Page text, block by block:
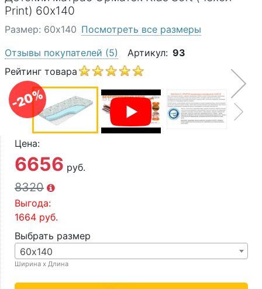
Open submenu (Детские матрасы)
Детские матрасы
Open submenu (Детские кровати)
Детские кровати
Open submenu (Шкафы)
Шкафы
О компании
Контакты
Доставка по городу
Print) 60х140
-20%
Размер: 60х140 Посмотреть все размеры
Отзывы покупателей (5) Артикул: 93
Рейтинг товара
Цена:
6656 руб.
8320
Выгода:
1664 руб.
Выбрать размер
60х140
Ширина х Длина